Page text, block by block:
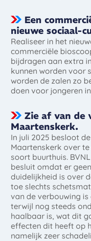
Een
nieuwe sociaal-
Realiseer in het
commerciële
bijdragen aan extra
kunnen worden voor
worden de zalen zo
doen voor jongeren
Zie af van de
Maartenskerk.
In juli 2025 besloot
Maartenskerk over
soort buurthuis.
besluit omdat er
duidelijkheid is over
toe slechts
van de verbouwing
terwijl nog steeds
haalbaar is, wat dit
effecten dit heeft op
namelijk zeer